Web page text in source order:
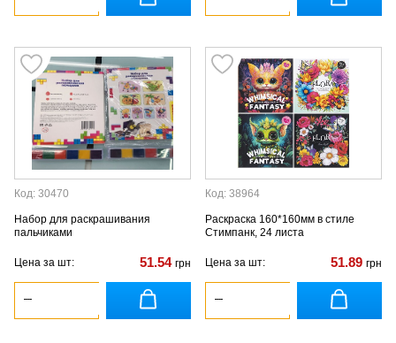
Код: 30470
Набор для раскрашивания
пальчиками
Цена за шт: 51.54 грн
Код: 38964
Раскраска 160*160мм в стиле
Стимпанк, 24 листа
Цена за шт: 51.89 грн